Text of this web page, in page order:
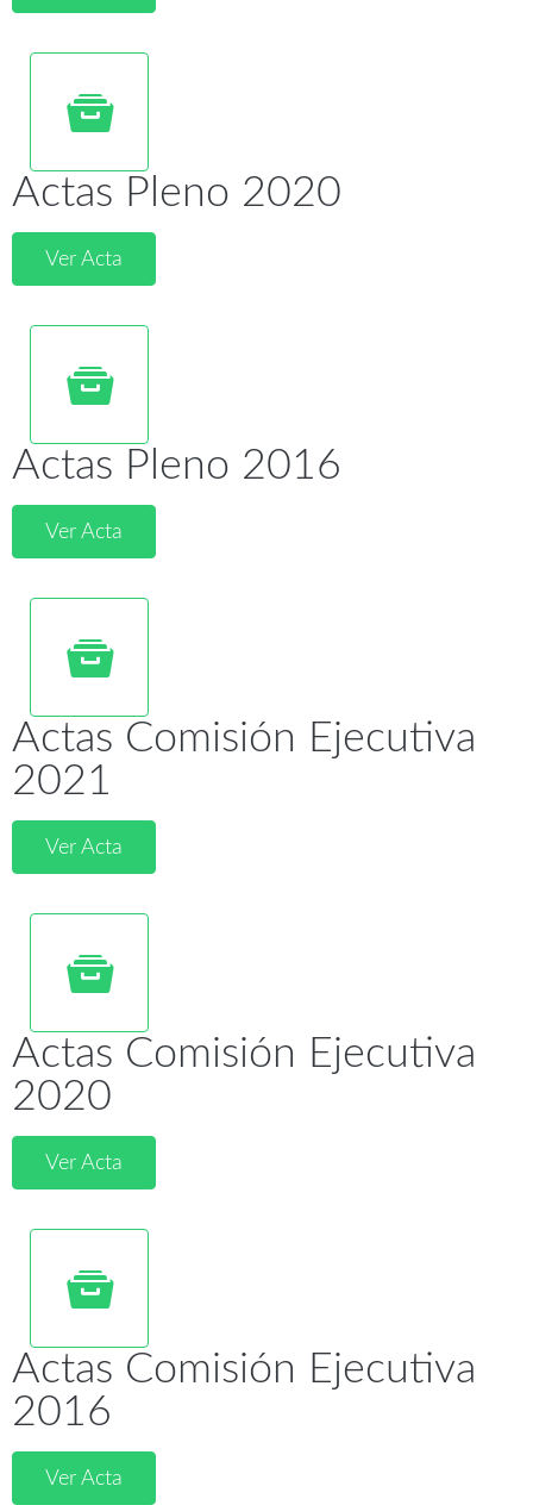
Actas Pleno 2020
Ver Acta
Actas Pleno 2016
Ver Acta
Actas Comisión Ejecutiva
2021
Ver Acta
Actas Comisión Ejecutiva
2020
Ver Acta
Actas Comisión Ejecutiva
2016
Ver Acta